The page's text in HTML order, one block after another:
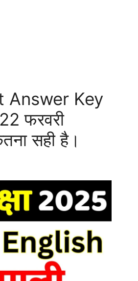
Answer Key
फरवरी
सही है।